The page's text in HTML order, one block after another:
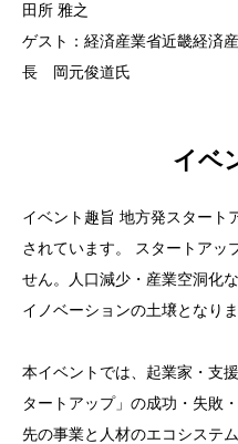
田所 雅之
ゲスト：経済産業省近畿経
長 岡元俊道氏
イベ
イベント趣旨 地方発スタート
されています。 スタートアッ
せん。人口減少・産業空洞化
イノベーションの土壌となり
本イベントでは、起業家・支
タートアップ」の成功・失敗
先の事業と人材のエコシステ